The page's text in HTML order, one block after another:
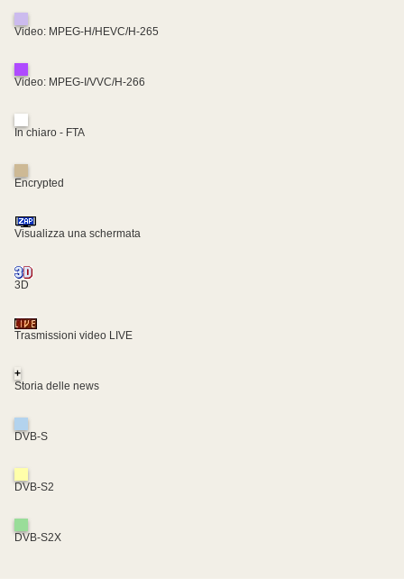
Video: MPEG-H/HEVC/H-265
Video: MPEG-I/VVC/H-266
In chiaro - FTA
Encrypted
Visualizza una schermata
3D
Trasmissioni video LIVE
+
Storia delle news
DVB-S
DVB-S2
DVB-S2X